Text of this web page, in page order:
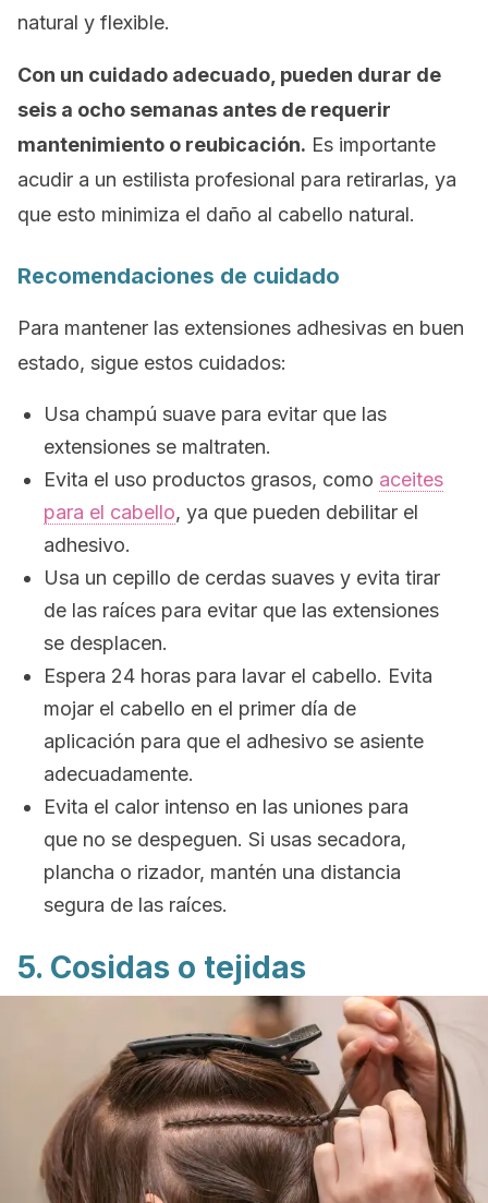
natural y flexible.
Con un cuidado adecuado, pueden durar de
seis a ocho semanas antes de requerir
mantenimiento o reubicación. Es importante
acudir a un estilista profesional para retirarlas, ya
que esto minimiza el daño al cabello natural.
Recomendaciones de cuidado
Para mantener las extensiones adhesivas en buen
estado, sigue estos cuidados:
Usa champú suave para evitar que las
extensiones se maltraten.
Evita el uso productos grasos, como aceites
para el cabello, ya que pueden debilitar el
adhesivo.
Usa un cepillo de cerdas suaves y evita tirar
de las raíces para evitar que las extensiones
se desplacen.
Espera 24 horas para lavar el cabello. Evita
mojar el cabello en el primer día de
aplicación para que el adhesivo se asiente
adecuadamente.
Evita el calor intenso en las uniones para
que no se despeguen. Si usas secadora,
plancha o rizador, mantén una distancia
segura de las raíces.
5. Cosidas o tejidas